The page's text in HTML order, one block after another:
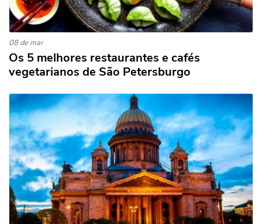
08 de mar
Os 5 melhores restaurantes e cafés
vegetarianos de São Petersburgo